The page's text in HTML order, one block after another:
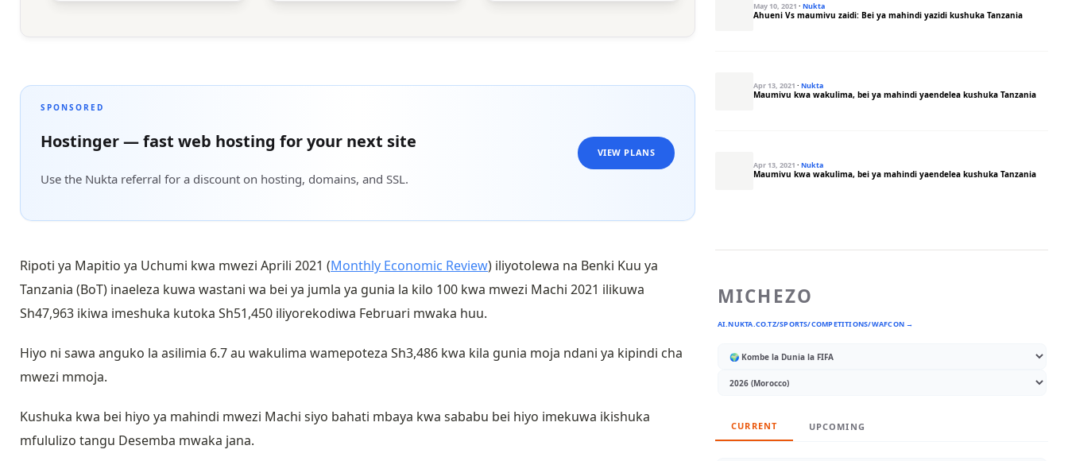
SPONSORED
Hostinger — fast web hosting for your next site
Use the Nukta referral for a discount on hosting, domains, and SSL.
VIEW PLANS
Ripoti ya Mapitio ya Uchumi kwa mwezi Aprili 2021 (Monthly Economic Review) iliyotolewa na Benki Kuu ya
Tanzania (BoT) inaeleza kuwa wastani wa bei ya jumla ya gunia la kilo 100 kwa mwezi Machi 2021 ilikuwa
Sh47,963 ikiwa imeshuka kutoka Sh51,450 iliyorekodiwa Februari mwaka huu.
Hiyo ni sawa anguko la asilimia 6.7 au wakulima wamepoteza Sh3,486 kwa kila gunia moja ndani ya kipindi cha
mwezi mmoja.
Kushuka kwa bei hiyo ya mahindi mwezi Machi siyo bahati mbaya kwa sababu bei hiyo imekuwa ikishuka
mfululizo tangu Desemba mwaka jana.
May 10, 2021·Nukta
Ahueni Vs maumivu zaidi: Bei ya mahindi yazidi kushuka Tanzania
Apr 13, 2021·Nukta
Maumivu kwa wakulima, bei ya mahindi yaendelea kushuka Tanzania
Apr 13, 2021·Nukta
Maumivu kwa wakulima, bei ya mahindi yaendelea kushuka Tanzania
MICHEZO
AI.NUKTA.CO.TZ/SPORTS/COMPETITIONS/WAFCON →
CURRENT UPCOMING